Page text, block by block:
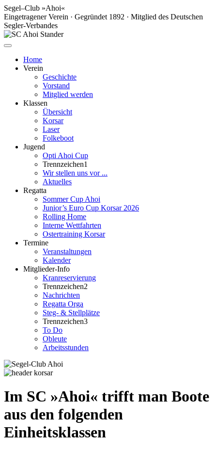
Segel–Club »Ahoi«
Eingetragener Verein · Gegründet 1892 · Mitglied des Deutschen
Segler-Verbandes
Home
Verein
Geschichte
Vorstand
Mitglied werden
Klassen
Übersicht
Korsar
Laser
Folkeboot
Jugend
Opti Ahoi Cup
Trennzeichen1
Wir stellen uns vor ...
Aktuelles
Regatta
Sommer Cup Ahoi
Junior’s Euro Cup Korsar 2026
Rolling Home
Interne Wettfahrten
Ostertraining Korsar
Termine
Veranstaltungen
Kalender
Mitglieder-Info
Kranreservierung
Trennzeichen2
Nachrichten
Regatta Orga
Steg- & Stellplätze
Trennzeichen3
To Do
Obleute
Arbeitsstunden
Im SC »Ahoi« trifft man Boote
aus den folgenden
Einheitsklassen